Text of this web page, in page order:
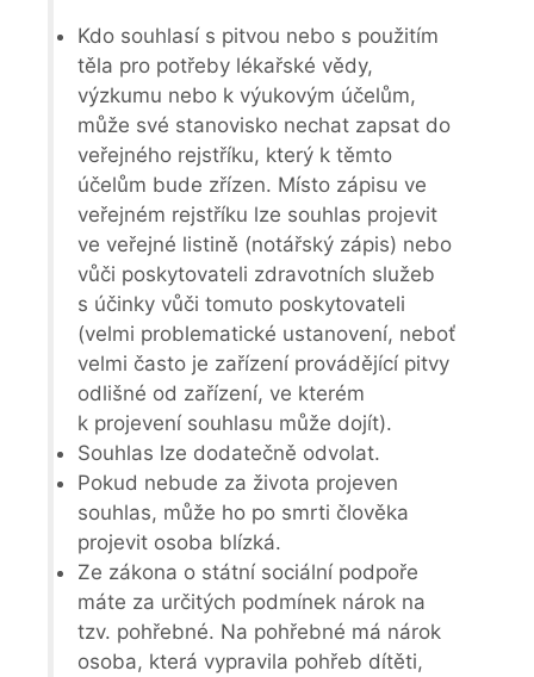
Kdo souhlasí s pitvou nebo s použitím
těla pro potřeby lékařské vědy,
výzkumu nebo k výukovým účelům,
může své stanovisko nechat zapsat do
veřejného rejstříku, který k těmto
účelům bude zřízen. Místo zápisu ve
veřejném rejstříku lze souhlas projevit
ve veřejné listině (notářský zápis) nebo
vůči poskytovateli zdravotních služeb
s účinky vůči tomuto poskytovateli
(velmi problematické ustanovení, neboť
velmi často je zařízení provádějící pitvy
odlišné od zařízení, ve kterém
k projevení souhlasu může dojít).
Souhlas lze dodatečně odvolat.
Pokud nebude za života projeven
souhlas, může ho po smrti člověka
projevit osoba blízká.
Ze zákona o státní sociální podpoře
máte za určitých podmínek nárok na
tzv. pohřebné. Na pohřebné má nárok
osoba, která vypravila pohřeb dítěti,